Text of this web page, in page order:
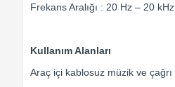
Frekans Aralığı : 20 Hz – 20 kHz
Kullanım Alanları
Araç içi kablosuz müzik ve çağrı